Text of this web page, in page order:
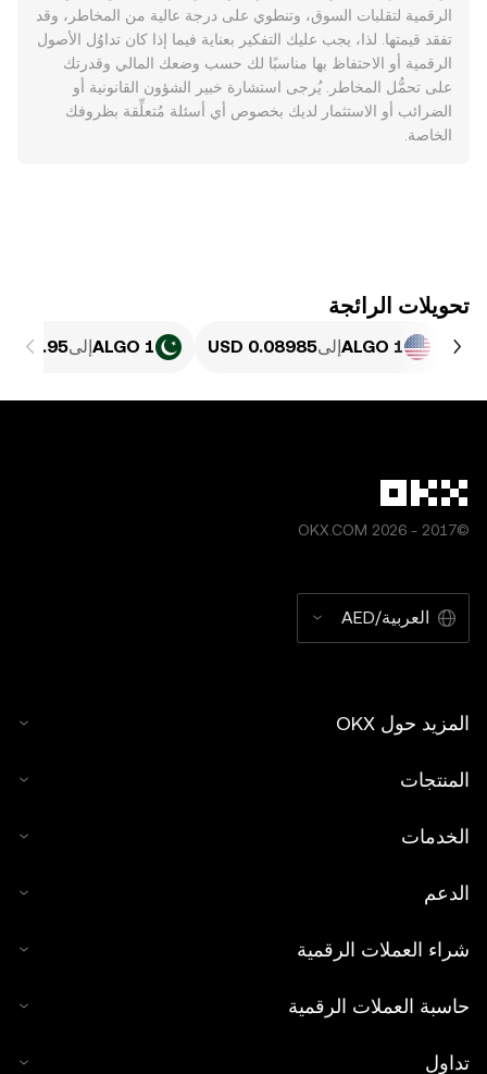
الرقمية لتقلبات السوق، وتنطوي على درجة عالية من المخاطر، وقد
تفقد قيمتها. لذا، يجب عليك التفكير بعناية فيما إذا كان تداوُل الأصول
الرقمية أو الاحتفاظ بها مناسبًا لك حسب وضعك المالي وقدرتك
على تحمُّل المخاطر. يُرجى استشارة خبير الشؤون القانونية أو
الضرائب أو الاستثمار لديك بخصوص أي أسئلة مُتعلِّقة بظروفك
الخاصة.
تحويلات الرائجة
1 ALGO إلى 1 ALGO إلى
©2017 - 2026 OKX.COM
العربية/AED
المزيد حول OKX
المنتجات
الخدمات
الدعم
شراء العملات الرقمية
حاسبة العملات الرقمية
تداول